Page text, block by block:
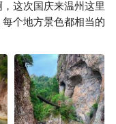
这次国庆来温州这里
个地方景色都相当的